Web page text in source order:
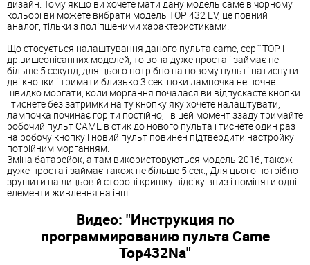
дизайн. Тому якщо ви хочете мати дану модель саме в чорному
кольорі ви можете вибрати модель TOP 432 EV, це повний
аналог, тільки з поліпшеними характеристиками.
Що стосується налаштування даного пульта came, серії TOP і
др.вишеопісанних моделей, то вона дуже проста і займає не
більше 5 секунд, для цього потрібно на новому пульті натиснути
дві кнопки і тримати близько 3 сек. поки лампочка не почне
швидко моргати, коли моргання почалася ви відпускаєте кнопки
і тиснете без затримки на ту кнопку яку хочете налаштувати,
лампочка починає горіти постійно, і в цей момент ззаду тримайте
робочий пульт CAME в стик до нового пульта і тиснете один раз
на робочу кнопку і новий пульт повинен підтвердити настройку
потрійним морганням.
Зміна батарейок, а там використовуються модель 2016, також
дуже проста і займає також не більше 5 сек., Для цього потрібно
зрушити на лицьовій стороні кришку відсіку вниз і поміняти одні
елементи живлення на інші.
Видео: "Инструкция по
программированию пульта Came
Top432Na"